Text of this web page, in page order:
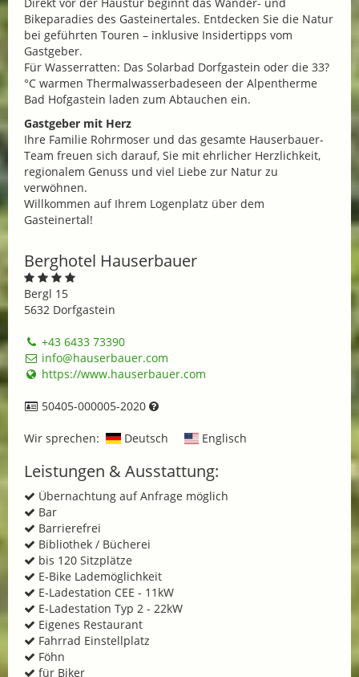
Bikeparadies des Gasteinertales. Entdecken Sie die Natur
bei geführten Touren – inklusive Insidertipps vom
Gastgeber.
Für Wasserratten: Das Solarbad Dorfgastein oder die 33?
°C warmen Thermalwasserbadeseen der Alpentherme
Bad Hofgastein laden zum Abtauchen ein.
Gastgeber mit Herz
Ihre Familie Rohrmoser und das gesamte Hauserbauer-
Team freuen sich darauf, Sie mit ehrlicher Herzlichkeit,
regionalem Genuss und viel Liebe zur Natur zu
verwöhnen.
Willkommen auf Ihrem Logenplatz über dem
Gasteinertal!
Berghotel Hauserbauer
Bergl 15
5632 Dorfgastein
+43 6433 73390
info@hauserbauer.com
https://www.hauserbauer.com
50405-000005-2020
Wir sprechen: Deutsch Englisch
Leistungen & Ausstattung:
Übernachtung auf Anfrage möglich
Bar
Barrierefrei
Bibliothek / Bücherei
bis 120 Sitzplätze
E-Bike Lademöglichkeit
E-Ladestation CEE - 11kW
E-Ladestation Typ 2 - 22kW
Eigenes Restaurant
Fahrrad Einstellplatz
Föhn
für Biker